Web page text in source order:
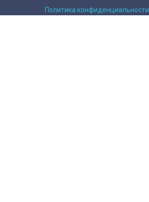
Политика конфиденциальности